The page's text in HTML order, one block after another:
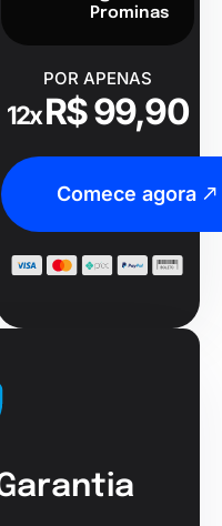
Prominas
POR APENAS
12xR$ 99,90
Comece agora